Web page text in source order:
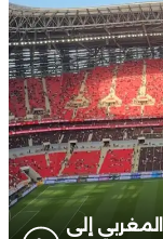
إلى